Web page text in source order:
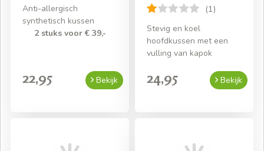
Anti-allergisch
synthetisch kussen
2 stuks voor € 39,-
22,95 Bekijk
(1)
Stevig en koel
hoofdkussen met een
vulling van kapok
24,95 Bekijk